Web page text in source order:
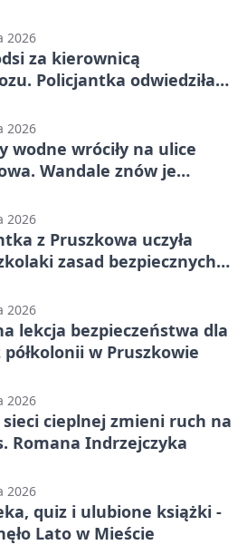
2026
za kierownicą
Policjantka odwiedziła
2026
wodne wróciły na ulice
Wandale znów je
2026
z Pruszkowa uczyła
zasad bezpiecznych
2026
lekcja bezpieczeństwa dla
półkolonii w Pruszkowie
2026
cieplnej zmieni ruch na
Romana Indrzejczyka
2026
quiz i ulubione książki -
Lato w Mieście